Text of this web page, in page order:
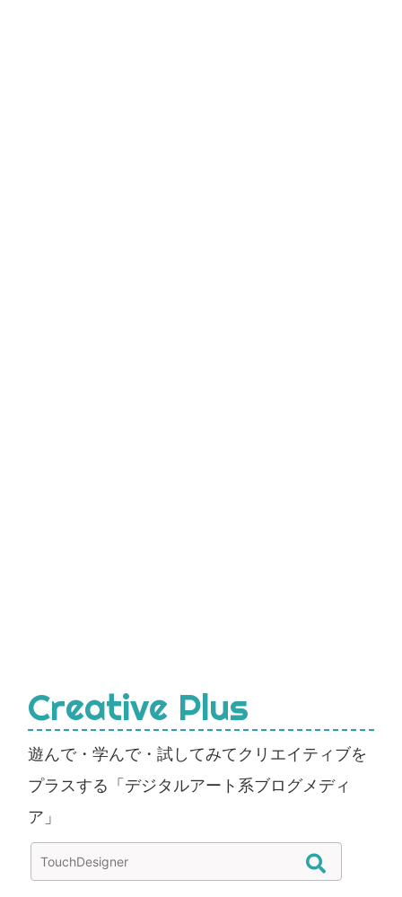
Creative Plus
遊んで・学んで・試してみてクリエイティブを
プラスする「デジタルアート系ブログメディ
ア」